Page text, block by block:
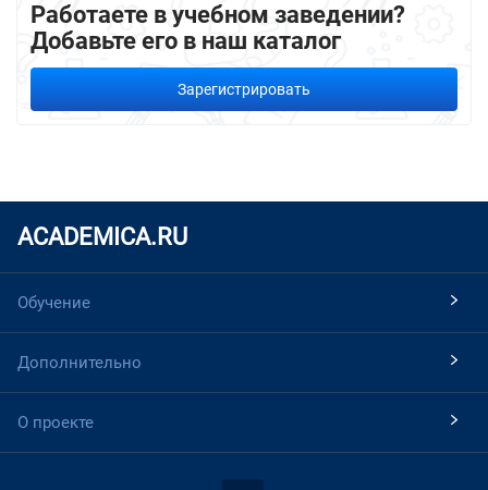
Работаете в учебном заведении?
Добавьте его в наш каталог
Зарегистрировать
ACADEMICA.RU
Обучение
Дополнительно
О проекте